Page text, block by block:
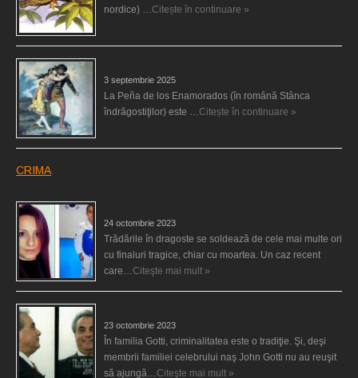
nordice) … Citește în continuare »
3 septembrie 2025
La Peña de los Enamorados (în română Stânca
îndrăgostiţilor) este … Citește în continuare »
CRIMA
24 octombrie 2023
Trădările în dragoste se soldează de cele mai multe ori
cu finaluri tragice, chiar cu moartea. Un caz recent
care… Citeşte mai mult »
23 octombrie 2023
În familia Gotti, criminalitatea este o tradiţie. Şi, deşi
membrii familiei celebrului naş John Gotti nu au reuşit
să ajungă… Citeşte mai mult »